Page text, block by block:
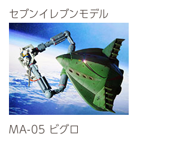
セブンイレブンモデル
MA-05 ビグロ